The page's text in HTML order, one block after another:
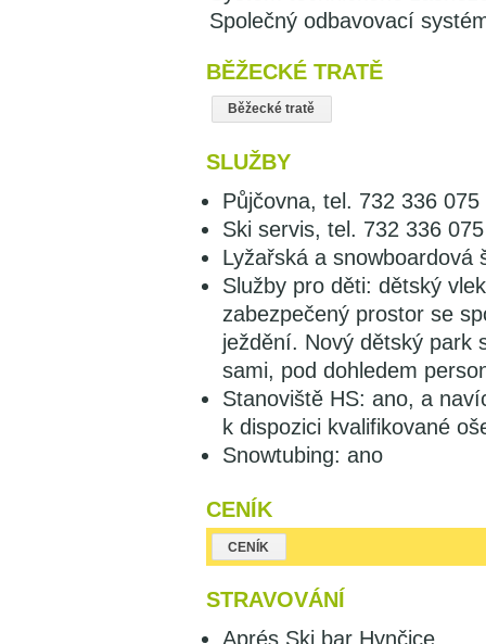
Společný odbavovací
BĚŽECKÉ TRATĚ
Běžecké tratě
SLUŽBY
Půjčovna, tel. 732 336
Ski servis, tel. 732 336
Lyžařská a snowboardová
Služby pro děti: dětský
zabezpečený prostor se
ježdění. Nový dětský park
sami, pod dohledem
Stanoviště HS: ano, a
k dispozici kvalifikované
Snowtubing: ano
CENÍK
CENÍK
STRAVOVÁNÍ
Aprés Ski bar Hynčice